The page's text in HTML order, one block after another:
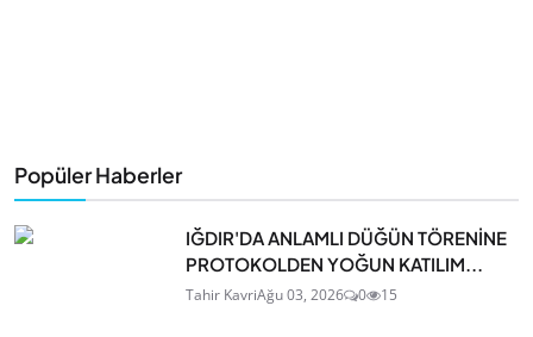
Popüler Haberler
IĞDIR'DA ANLAMLI DÜĞÜN TÖRENİNE
PROTOKOLDEN YOĞUN KATILIM...
Tahir KavriAğu 03, 2026 0 15